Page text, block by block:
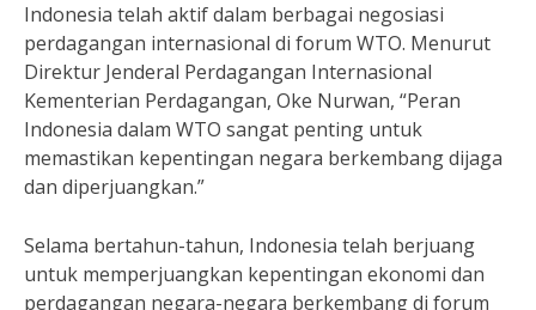
Indonesia telah aktif dalam berbagai negosiasi
perdagangan internasional di forum WTO. Menurut
Direktur Jenderal Perdagangan Internasional
Kementerian Perdagangan, Oke Nurwan, “Peran
Indonesia dalam WTO sangat penting untuk
memastikan kepentingan negara berkembang dijaga
dan diperjuangkan.”
Selama bertahun-tahun, Indonesia telah berjuang
untuk memperjuangkan kepentingan ekonomi dan
perdagangan negara-negara berkembang di forum